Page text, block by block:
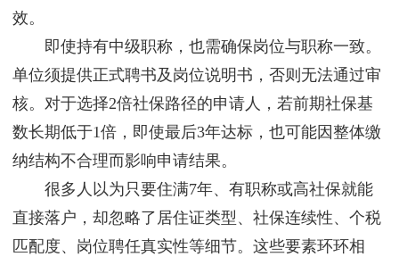
效。
即使持有中级职称，也需确保岗位与职称一致。
单位须提供正式聘书及岗位说明书，否则无法通过审
核。对于选择2倍社保路径的申请人，若前期社保基
数长期低于1倍，即使最后3年达标，也可能因整体缴
纳结构不合理而影响申请结果。
很多人以为只要住满7年、有职称或高社保就能
直接落户，却忽略了居住证类型、社保连续性、个税
匹配度、岗位聘任真实性等细节。这些要素环环相